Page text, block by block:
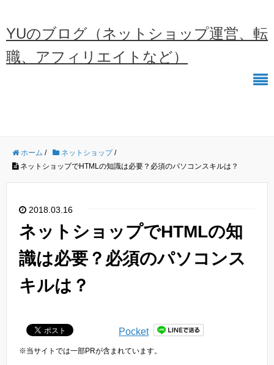
YUのブログ（ネットショップ運営、転
職、アフィリエイトなど）
ホーム / ネットショップ/
ネットショップでHTMLの知識は必要？必須のパソコンスキルは？
2018.03.16
ネットショップでHTMLの知
識は必要？必須のパソコンス
キルは？
Pocket
※当サイトでは一部PRが含まれています。